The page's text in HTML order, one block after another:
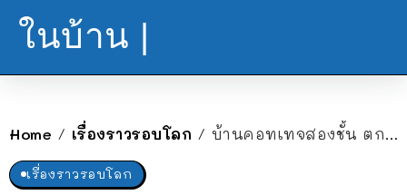
ในบ้าน |
Home / เรื่องราวรอบโลก / บ้านคอทเทจสองชั้น ตกแต่งภายในแบบโมเดิร์น รองรับครอบครัวขนาดกลาง
เรื่องราวรอบโลก